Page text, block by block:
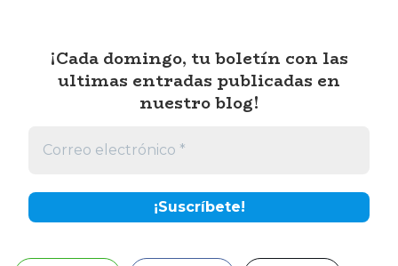
¡Cada domingo, tu boletín con las
ultimas entradas publicadas en
nuestro blog!